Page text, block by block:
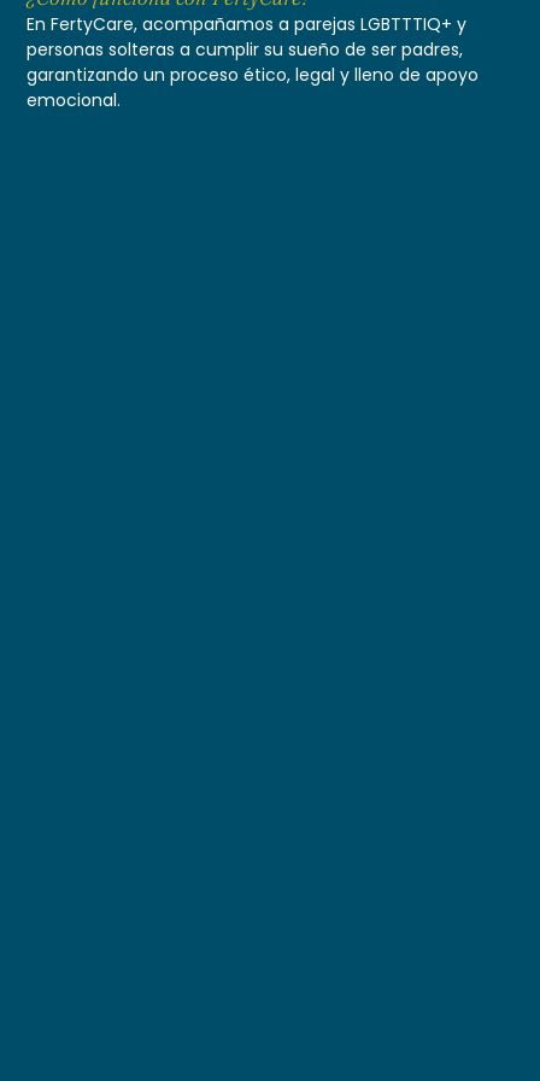
En FertyCare, acompañamos a parejas LGBTTTIQ+ y
personas solteras a cumplir su sueño de ser padres,
garantizando un proceso ético, legal y lleno de apoyo
emocional.